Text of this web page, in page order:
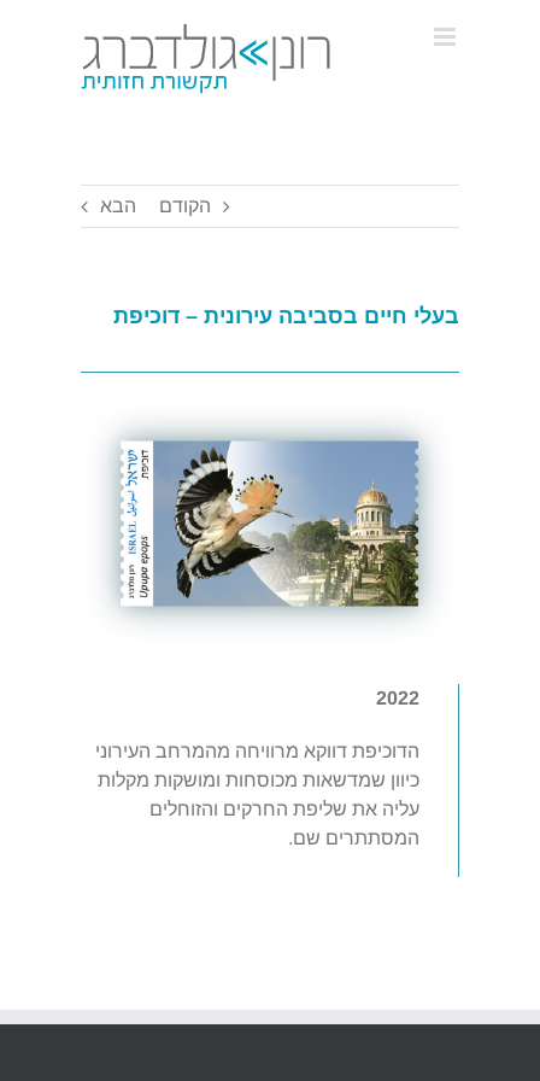
הקודם הבא
בעלי חיים בסביבה עירונית – דוכיפת
2022
הדוכיפת דווקא מרוויחה מהמרחב העירוני
כיוון שמדשאות מכוסחות ומושקות מקלות
עליה את שליפת החרקים והזוחלים
המסתתרים שם.